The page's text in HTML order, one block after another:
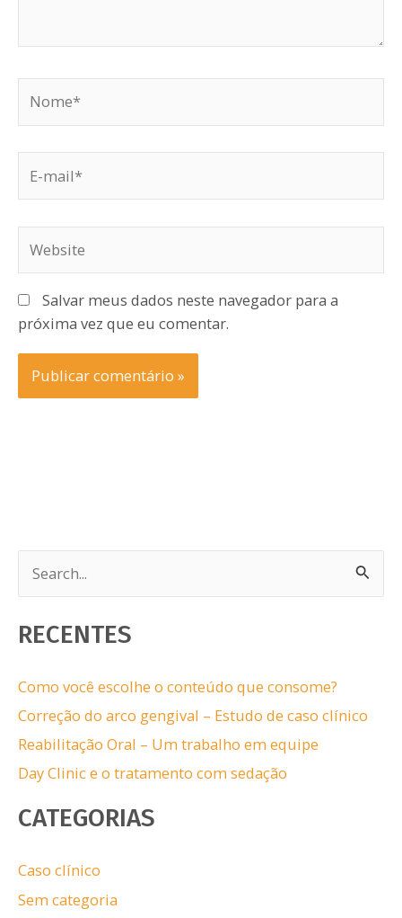
mail*
Salvar meus dados neste navegador para a
próxima vez que eu comentar.
e
s
q
u
i
s
a
p
r
:
RECENTES
Como você escolhe o conteúdo que consome?
Correção do arco gengival – Estudo de caso clínico
Reabilitação Oral – Um trabalho em equipe
Day Clinic e o tratamento com sedação
CATEGORIAS
Caso clínico
Sem categoria